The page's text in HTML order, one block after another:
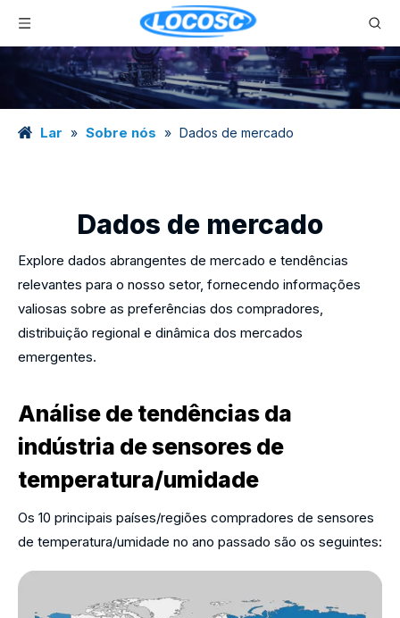
Lar » Sobre nós » Dados de mercado
Dados de mercado
Explore dados abrangentes de mercado e tendências
relevantes para o nosso setor, fornecendo informações
valiosas sobre as preferências dos compradores,
distribuição regional e dinâmica dos mercados
emergentes.
Análise de tendências da
indústria de sensores de
temperatura/umidade
Os 10 principais países/regiões compradores de sensores
de temperatura/umidade no ano passado são os seguintes: